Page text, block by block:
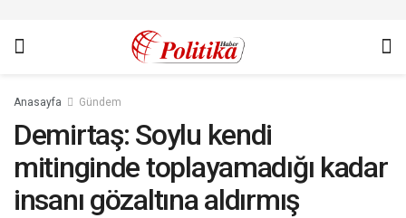
Anasayfa Gündem
Demirtaş: Soylu kendi
mitinginde toplayamadığı kadar
insanı gözaltına aldırmış